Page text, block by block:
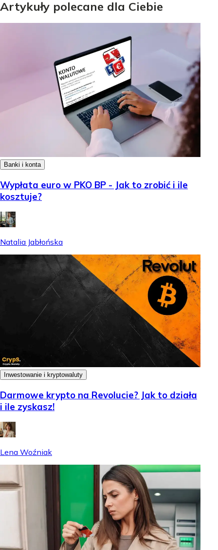
Artykuły polecane dla Ciebie
Banki i konta
Wypłata euro w PKO BP - Jak to zrobić i ile
kosztuje?
Natalia Jabłońska
Inwestowanie i kryptowaluty
Darmowe krypto na Revolucie? Jak to działa
i ile zyskasz!
Lena Woźniak